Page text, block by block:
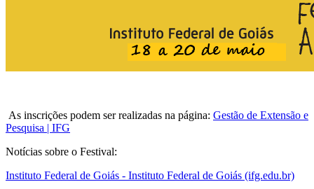
As inscrições podem ser realizadas na página: Gestão de Extensão e
Pesquisa | IFG
Notícias sobre o Festival:
Instituto Federal de Goiás - Instituto Federal de Goiás (ifg.edu.br)